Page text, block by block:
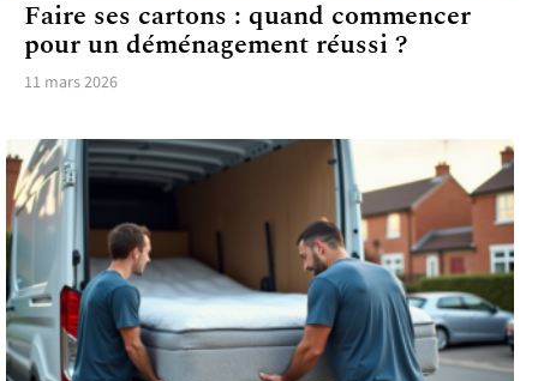
Faire ses cartons : quand commencer
pour un déménagement réussi ?
11 mars 2026